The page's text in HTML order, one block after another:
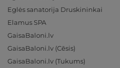
Eglės sanatorija Druskininkai
Elamus SPA
GaisaBaloni.lv
GaisaBaloni.lv (Cēsis)
GaisaBaloni.lv (Tukums)